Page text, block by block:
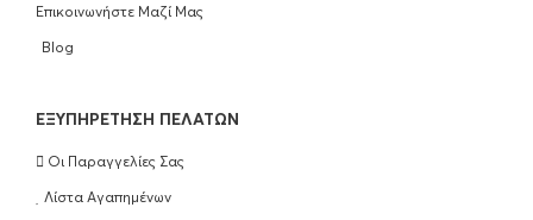
Επικοινωνήστε Μαζί Μας
Blog
EΞΥΠΗΡΈΤΗΣΗ ΠΕΛΑΤΏΝ
Οι Παραγγελίες Σας
Λίστα Αγαπημένων